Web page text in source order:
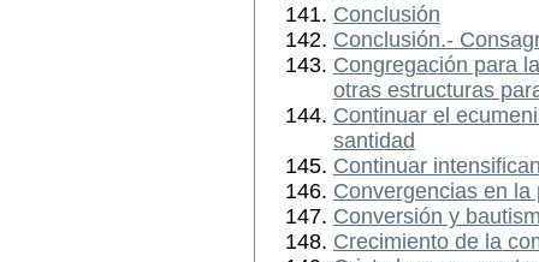
Conclusión
Conclusión.-
Congregación para
otras estructuras
Continuar el
santidad
Continuar
Convergencias en
Conversión y
Crecimiento de la